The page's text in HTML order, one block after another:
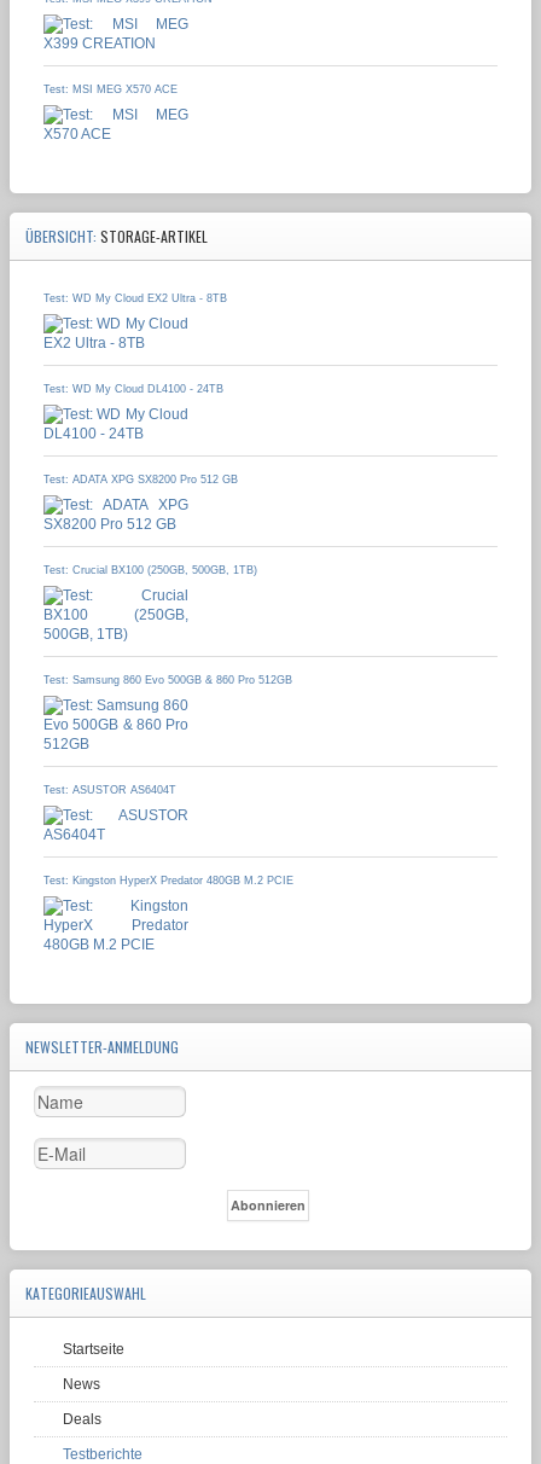
Test: MSI MEG X570 ACE
ÜBERSICHT: STORAGE-ARTIKEL
Test: WD My Cloud EX2 Ultra - 8TB
Test: WD My Cloud DL4100 - 24TB
Test: ADATA XPG SX8200 Pro 512 GB
Test: Crucial BX100 (250GB, 500GB, 1TB)
Test: Samsung 860 Evo 500GB & 860 Pro 512GB
Test: ASUSTOR AS6404T
Test: Kingston HyperX Predator 480GB M.2 PCIE
NEWSLETTER-ANMELDUNG
KATEGORIEAUSWAHL
Startseite
News
Deals
Testberichte